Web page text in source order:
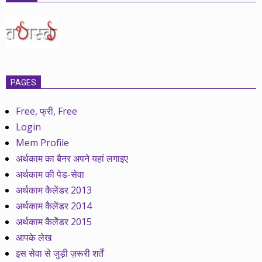
PAGES
Free, फ्री, Free
Login
Mem Profile
अर्थकाम का बैनर अपने यहां लगाइए
अर्थकाम की पेड-सेवा
अर्थकाम कैलेंडर 2013
अर्थकाम कैलेंडर 2014
अर्थकाम कैलेेंडर 2015
आपके लेख
इस सेवा से जुड़ी ज़रूरी शर्तें